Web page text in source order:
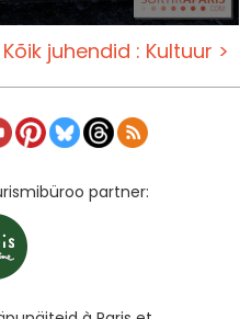
Kõik juhendid : Kultuur >
partner: